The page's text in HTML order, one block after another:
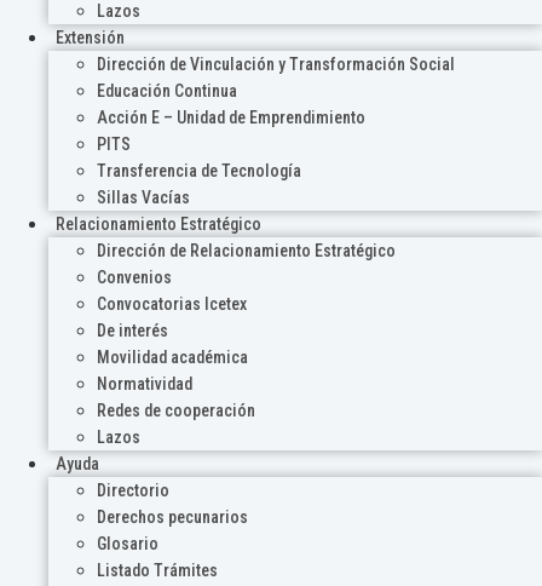
Lazos
Extensión
Dirección de Vinculación y Transformación Social
Educación Continua
Acción E – Unidad de Emprendimiento
PITS
Transferencia de Tecnología
Sillas Vacías
Relacionamiento Estratégico
Dirección de Relacionamiento Estratégico
Convenios
Convocatorias Icetex
De interés
Movilidad académica
Normatividad
Redes de cooperación
Lazos
Ayuda
Directorio
Derechos pecunarios
Glosario
Listado Trámites